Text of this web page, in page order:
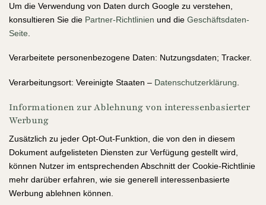
Um die Verwendung von Daten durch Google zu verstehen,
konsultieren Sie die Partner-Richtlinien und die Geschäftsdaten-
Seite
Verarbeitete personenbezogene Daten: Nutzungsdaten; Tracker.
Verarbeitungsort: Vereinigte Staaten – Datenschutzerklärung.
Informationen zur Ablehnung von interessenbasierter
Werbung
Zusätzlich zu jeder Opt-Out-Funktion, die von den in diesem
Dokument aufgelisteten Diensten zur Verfügung gestellt wird,
können Nutzer im entsprechenden Abschnitt der Cookie-Richtlinie
mehr darüber erfahren, wie sie generell interessenbasierte
Werbung ablehnen können.